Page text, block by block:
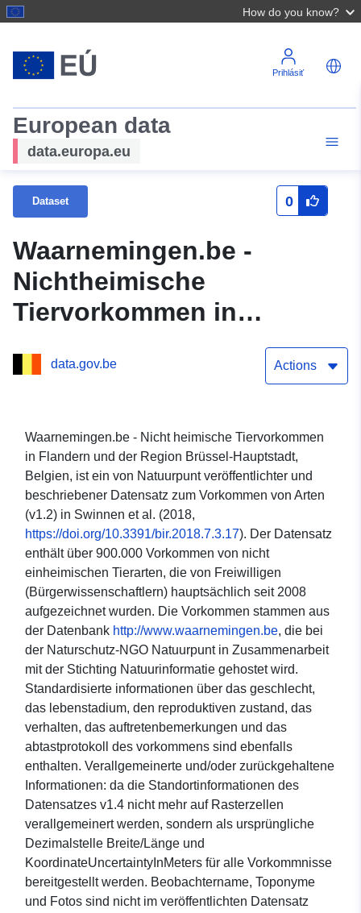
How do you know?
Prihlásiť
European data
data.europa.eu
Dataset 0
Waarnemingen.be -
Nichtheimische
Tiervorkommen in
Flandern und der Region
Brüssel-Hauptstadt,
data.gov.be Actions
Waarnemingen.be - Nicht heimische Tiervorkommen
in Flandern und der Region Brüssel-Hauptstadt,
Belgien, ist ein von Natuurpunt veröffentlichter und
beschriebener Datensatz zum Vorkommen von Arten
(v1.2) in Swinnen et al. (2018,
https://doi.org/10.3391/bir.2018.7.3.17). Der Datensatz
enthält über 900.000 Vorkommen von nicht
einheimischen Tierarten, die von Freiwilligen
(Bürgerwissenschaftlern) hauptsächlich seit 2008
aufgezeichnet wurden. Die Vorkommen stammen aus
der Datenbank http://www.waarnemingen.be, die bei
der Naturschutz-NGO Natuurpunt in Zusammenarbeit
mit der Stichting Natuurinformatie gehostet wird.
Standardisierte informationen über das geschlecht,
das lebenstadium, den reproduktiven zustand, das
verhalten, das auftretenbemerkungen und das
abtastprotokoll des vorkommens sind ebenfalls
enthalten. Verallgemeinerte und/oder zurückgehaltene
Informationen: da die Standortinformationen des
Datensatzes v1.4 nicht mehr auf Rasterzellen
verallgemeinert werden, sondern als ursprüngliche
Dezimalstelle Breite/Länge und
KoordinateUncertaintyInMeters für alle Vorkommnisse
bereitgestellt werden. Beobachtername, Toponyme
und Fotos sind nicht im veröffentlichten Datensatz